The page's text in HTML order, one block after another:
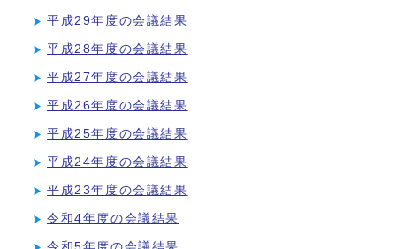
平成29年度の会議結果
平成28年度の会議結果
平成27年度の会議結果
平成26年度の会議結果
平成25年度の会議結果
平成24年度の会議結果
平成23年度の会議結果
令和4年度の会議結果